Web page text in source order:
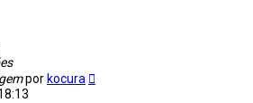
por kocura